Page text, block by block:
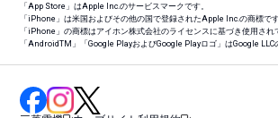
「App Store」はApple Inc.のサービスマークです。
「iPhone」は米国およびその他の国で登録されたApple Inc.の商標です
「iPhone」の商標はアイホン株式会社のライセンスに基づき使用され
「AndroidTM 」「Google PlayおよびGoogle Playロゴ」はGoogle LLC